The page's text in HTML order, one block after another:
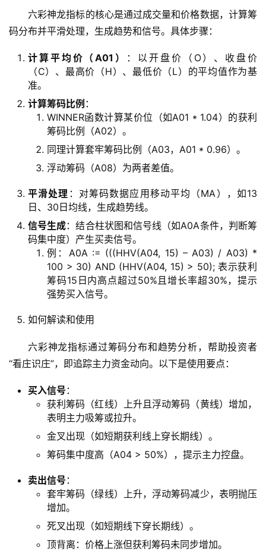
熵
梦
青
绘
梦
六彩神龙指标的核心是通过成交量和价格数据，计算筹
码分布并平滑处理，生成趋势和信号。具体步骤：
计算平均价（A01）
：以开盘价（O）、收盘价
（C）、最高价（H）、最低价（L）的平均值作为基
准。
计算筹码比例 ：
WINNER函数计算某价位（如A01 * 1.04）的获利
筹码比例（A02）。
同理计算套牢筹码比例（A03，A01 * 0.96）。
浮动筹码（A08）为两者差值。
平滑处理 ：对筹码数据应用移动平均（MA），如13
日、30日均线，生成趋势线。
信号生成：结合柱状图和信号线（如A0A条件，判断筹
码集中度）产生买卖信号。
例：A0A := (((HHV(A04, 15) – A03) / A03) *
100 > 30) AND (HHV(A04, 15) > 50); 表示获利
筹码15日内高点超过50%且增长率超30%，提示
强势买入信号。
如何解读和使用
六彩神龙指标通过筹码分布和趋势分析，帮助投资者
“看庄识庄”，即追踪主力资金动向。以下是使用要点：
买入信号 ：
获利筹码（红线）上升且浮动筹码（黄线）增加，
表明主力吸筹或拉升。
金叉出现（如短期获利线上穿长期线）。
筹码集中度高（A04 > 50%），提示主力控盘。
卖出信号 ：
套牢筹码（绿线）上升，浮动筹码减少，表明抛压
增加。
死叉出现（如短期线下穿长期线）。
顶背离：价格上涨但获利筹码未同步增加。